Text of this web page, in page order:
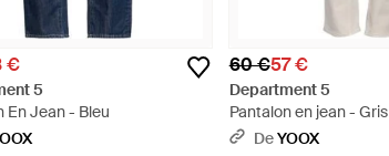
€
5
En Jean - Bleu
60 €57 €
Department 5
Pantalon en jean - Gris
DeYOOX